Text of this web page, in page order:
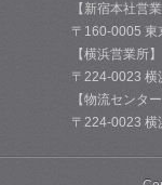
【新宿本社営業
〒160-0005
【横浜営業所】
〒224-0023
【物流センター
〒224-0023